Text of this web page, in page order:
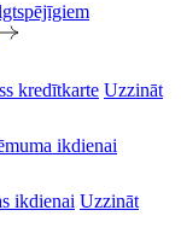
kredītkarte Uzzināt
ikdienai
ikdienai Uzzināt